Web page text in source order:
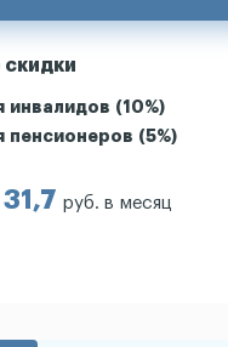
инвалидов (10%)
пенсионеров (5%)
31,7 руб. в месяц